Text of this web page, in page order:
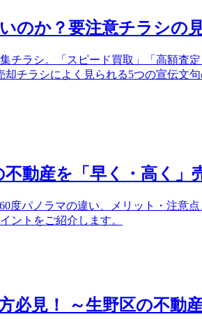
のか？要注意チラシの
チラシ。「スピード買取」「高額
チラシによく見られる5つの宣伝文
動産を「早く・高く」
度パノラマの違い、メリット・注
ントをご紹介します。
必見！ ～生野区の不動